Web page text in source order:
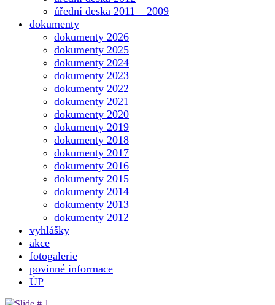
úřední deska 2011 – 2009
dokumenty
dokumenty 2026
dokumenty 2025
dokumenty 2024
dokumenty 2023
dokumenty 2022
dokumenty 2021
dokumenty 2020
dokumenty 2019
dokumenty 2018
dokumenty 2017
dokumenty 2016
dokumenty 2015
dokumenty 2014
dokumenty 2013
dokumenty 2012
vyhlášky
akce
fotogalerie
povinné informace
ÚP